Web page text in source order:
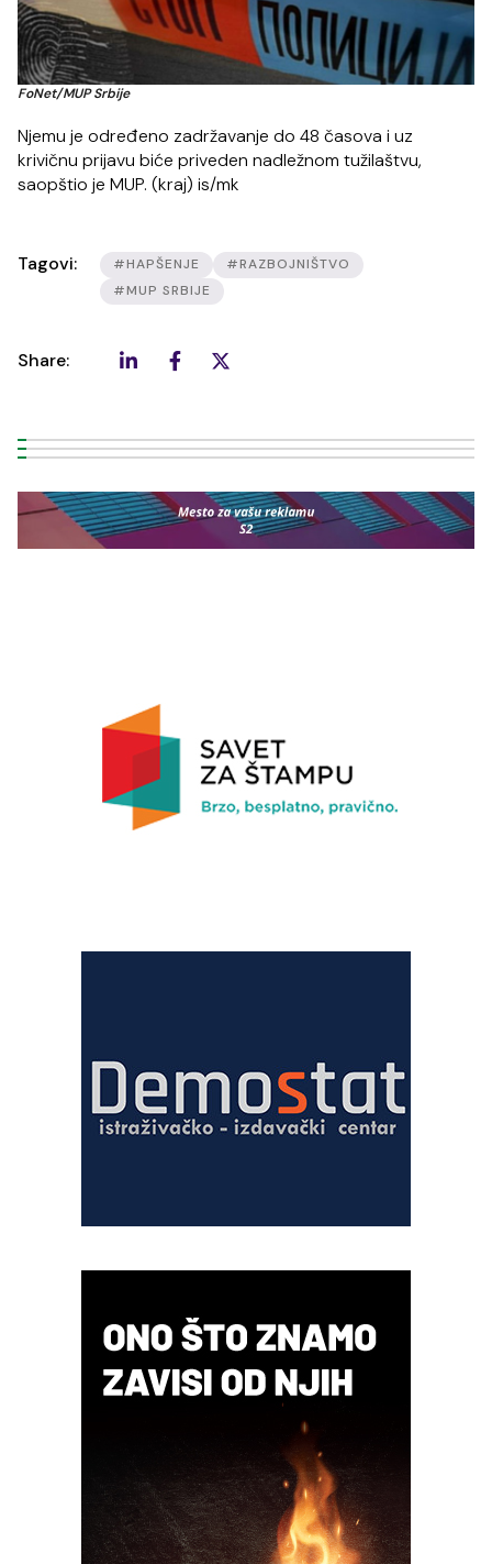
FoNet/MUP Srbije
Njemu je određeno zadržavanje do 48 časova i uz
krivičnu prijavu biće priveden nadležnom tužilaštvu,
saopštio je MUP. (kraj) is/mk
Tagovi: #HAPŠENJE
#RAZBOJNIŠTVO
#MUP SRBIJE
Share: